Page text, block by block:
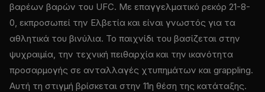
βαρέων βαρών του UFC. Με επαγγελματικό ρεκόρ 21-8-
0, εκπροσωπεί την Ελβετία και είναι γνωστός για τα
αθλητικά του βινύλια. Το παιχνίδι του βασίζεται στην
ψυχραιμία, την τεχνική πειθαρχία και την ικανότητα
προσαρμογής σε ανταλλαγές χτυπημάτων και grappling.
Αυτή τη στιγμή βρίσκεται στην 11η θέση της κατάταξης.